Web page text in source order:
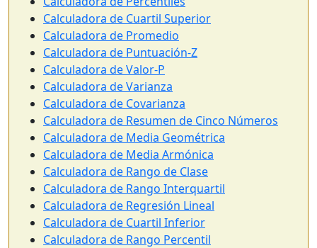
Calculadora de Cuartil Superior
Calculadora de Promedio
Calculadora de Puntuación-Z
Calculadora de Valor-P
Calculadora de Varianza
Calculadora de Covarianza
Calculadora de Resumen de Cinco Números
Calculadora de Media Geométrica
Calculadora de Media Armónica
Calculadora de Rango de Clase
Calculadora de Rango Interquartil
Calculadora de Regresión Lineal
Calculadora de Cuartil Inferior
Calculadora de Rango Percentil